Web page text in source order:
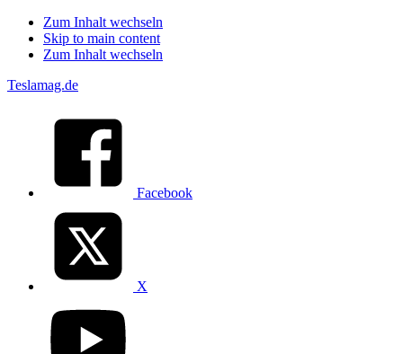
Zum Inhalt wechseln
Skip to main content
Zum Inhalt wechseln
Teslamag.de
Facebook
X